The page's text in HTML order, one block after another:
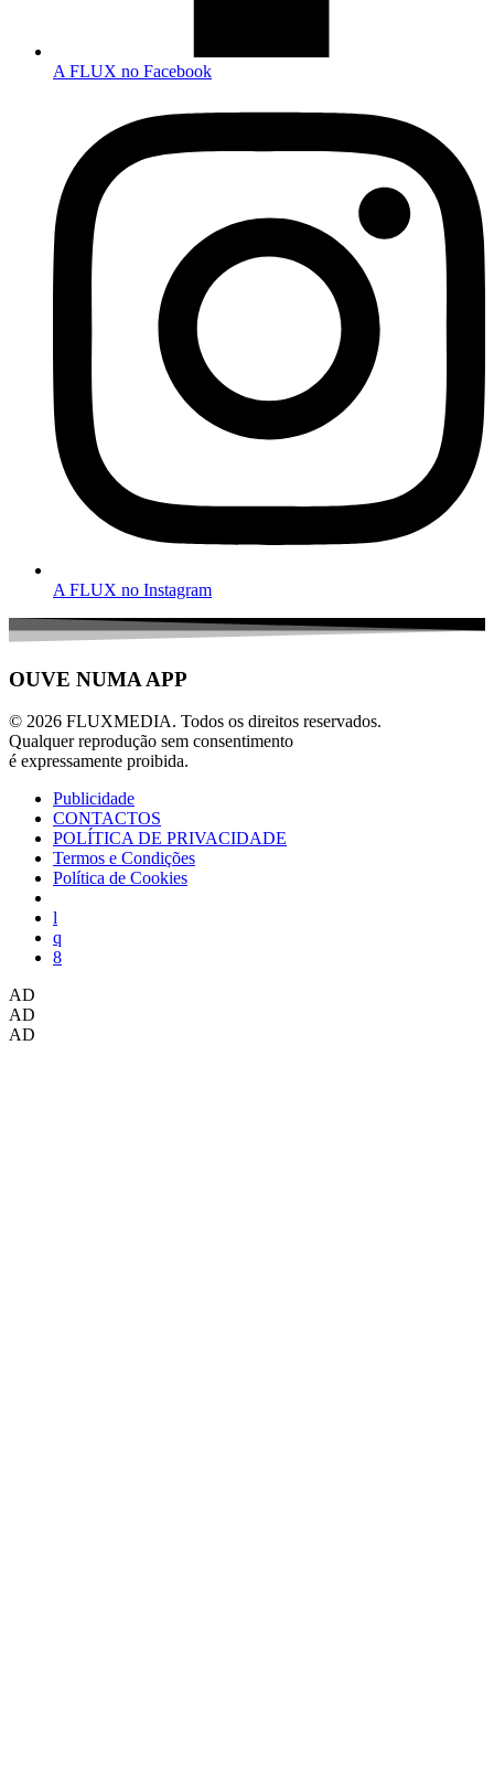
A FLUX no Facebook
A FLUX no Instagram
OUVE NUMA APP
© 2026 FLUXMEDIA. Todos os direitos reservados.
Qualquer reprodução sem consentimento
é expressamente proibida.
Publicidade
CONTACTOS
POLÍTICA DE PRIVACIDADE
Termos e Condições
Política de Cookies
AD
AD
AD